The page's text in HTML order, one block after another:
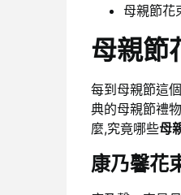
母親節花
母親節
每到母親節這
典的母親節禮
麼,究竟哪些母
康乃馨花